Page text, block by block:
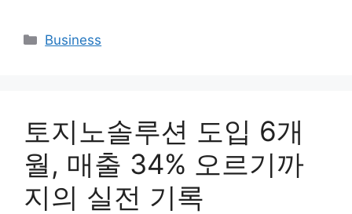
Categories
Business
토지노솔루션 도입 6개
월, 매출 34% 오르기까
지의 실전 기록